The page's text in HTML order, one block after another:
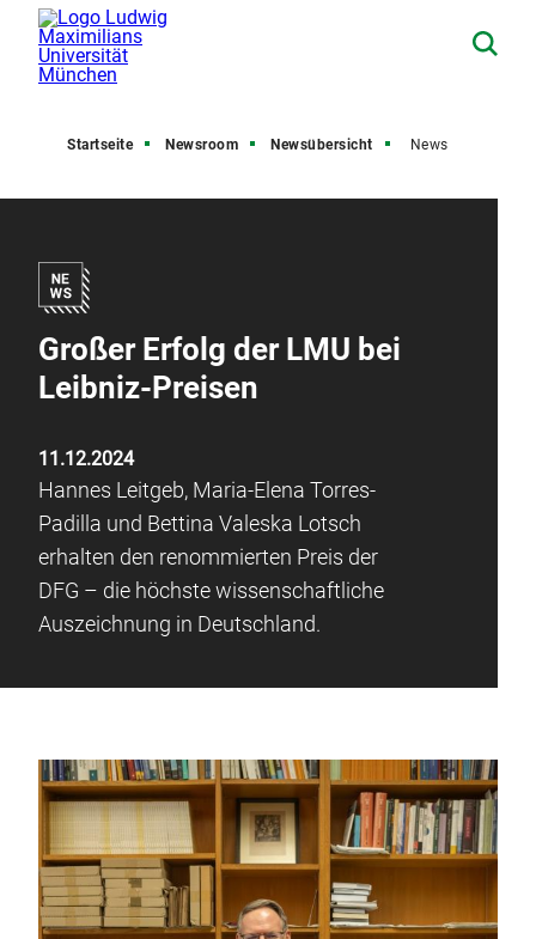
Startseite Newsroom Newsübersicht News
Großer Erfolg der LMU bei
Leibniz-Preisen
11.12.2024
Hannes Leitgeb, Maria-Elena Torres-
Padilla und Bettina Valeska Lotsch
erhalten den renommierten Preis der
DFG – die höchste wissenschaftliche
Auszeichnung in Deutschland.